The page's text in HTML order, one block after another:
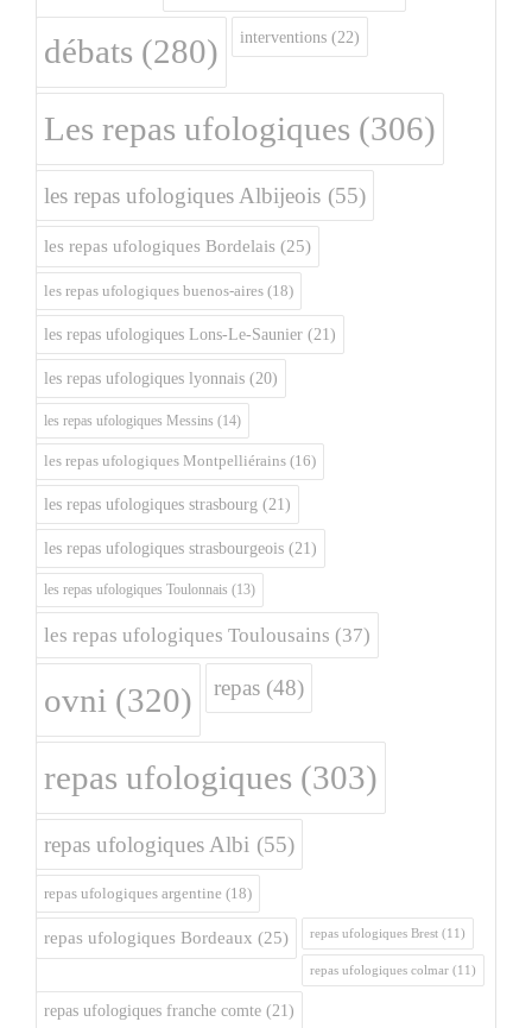
débats (280) interventions (22)
Les repas ufologiques (306)
les repas ufologiques Albijeois (55)
les repas ufologiques Bordelais (25)
les repas ufologiques buenos-aires (18)
les repas ufologiques Lons-Le-Saunier (21)
les repas ufologiques lyonnais (20)
les repas ufologiques Messins (14)
les repas ufologiques Montpelliérains (16)
les repas ufologiques strasbourg (21)
les repas ufologiques strasbourgeois (21)
les repas ufologiques Toulonnais (13)
les repas ufologiques Toulousains (37)
ovni (320) repas (48)
repas ufologiques (303)
repas ufologiques Albi (55)
repas ufologiques argentine (18)
repas ufologiques Bordeaux (25) repas ufologiques Brest (11)
repas ufologiques colmar (11)
repas ufologiques franche comte (21)